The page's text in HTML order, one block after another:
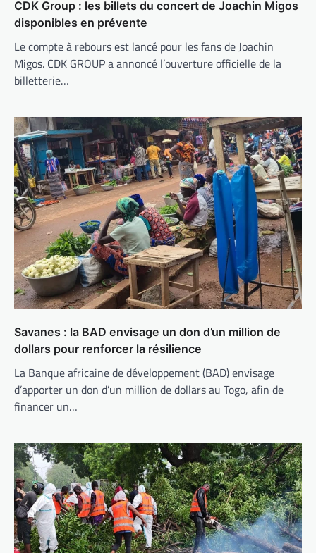
CDK Group : les billets du concert de Joachin Migos
disponibles en prévente
Le compte à rebours est lancé pour les fans de Joachin
Migos. CDK GROUP a annoncé l’ouverture officielle de la
billetterie…
Savanes : la BAD envisage un don d’un million de
dollars pour renforcer la résilience
La Banque africaine de développement (BAD) envisage
d’apporter un don d’un million de dollars au Togo, afin de
financer un…